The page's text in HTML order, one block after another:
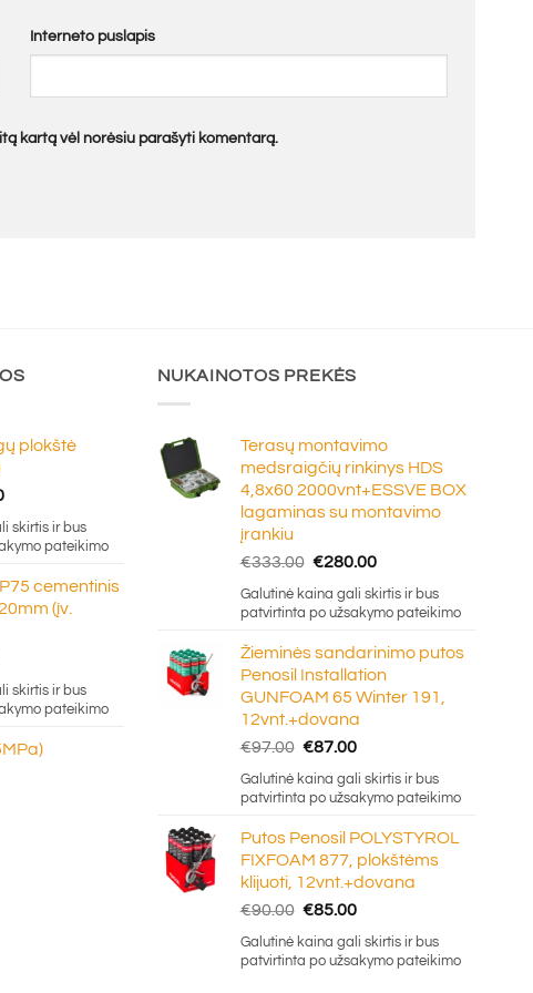
Interneto puslapis
kartą vėl norėsiu parašyti komentarą.
plokštė
Price
range:
€5.20
€16.50
skirtis ir bus
pateikimo
cementinis
(įv.
range:
skirtis ir bus
pateikimo
NUKAINOTOS PREKĖS
Terasų montavimo
medsraigčių rinkinys HDS
4,8x60 2000vnt+ESSVE BOX
lagaminas su montavimo
įrankiu
€333.00 Original
price
was:
€280.00Current
price
is:
Galutinė kaina gali skirtis ir bus
patvirtinta po užsakymo pateikimo
Žieminės sandarinimo putos
Penosil Installation
GUNFOAM 65 Winter 191,
12vnt.+dovana
€97.00 Original
price
was:
€87.00Current
price
is:
Galutinė kaina gali skirtis ir bus
patvirtinta po užsakymo pateikimo
Putos Penosil POLYSTYROL
FIXFOAM 877, plokštėms
klijuoti, 12vnt.+dovana
€90.00 Original
price
was:
€85.00Current
price
is:
Galutinė kaina gali skirtis ir bus
patvirtinta po užsakymo pateikimo